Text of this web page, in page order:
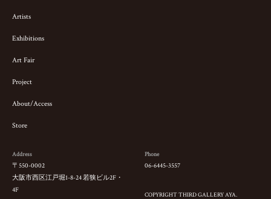
Artists
Exhibitions
Art Fair
Project
About/Access
Store
Address
〒550-0002
大阪市西区江戸堀1-8-24 若狭ビル2F・
4F
Phone
06-6445-3557
COPYRIGHT THIRD GALLERY AYA.